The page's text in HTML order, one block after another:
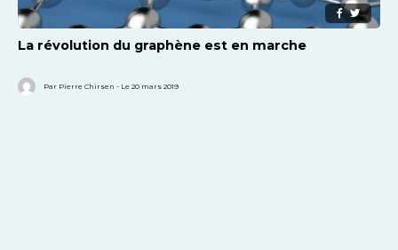
La révolution du graphène est en marche
Par Pierre Chirsen - Le 20 mars 2019